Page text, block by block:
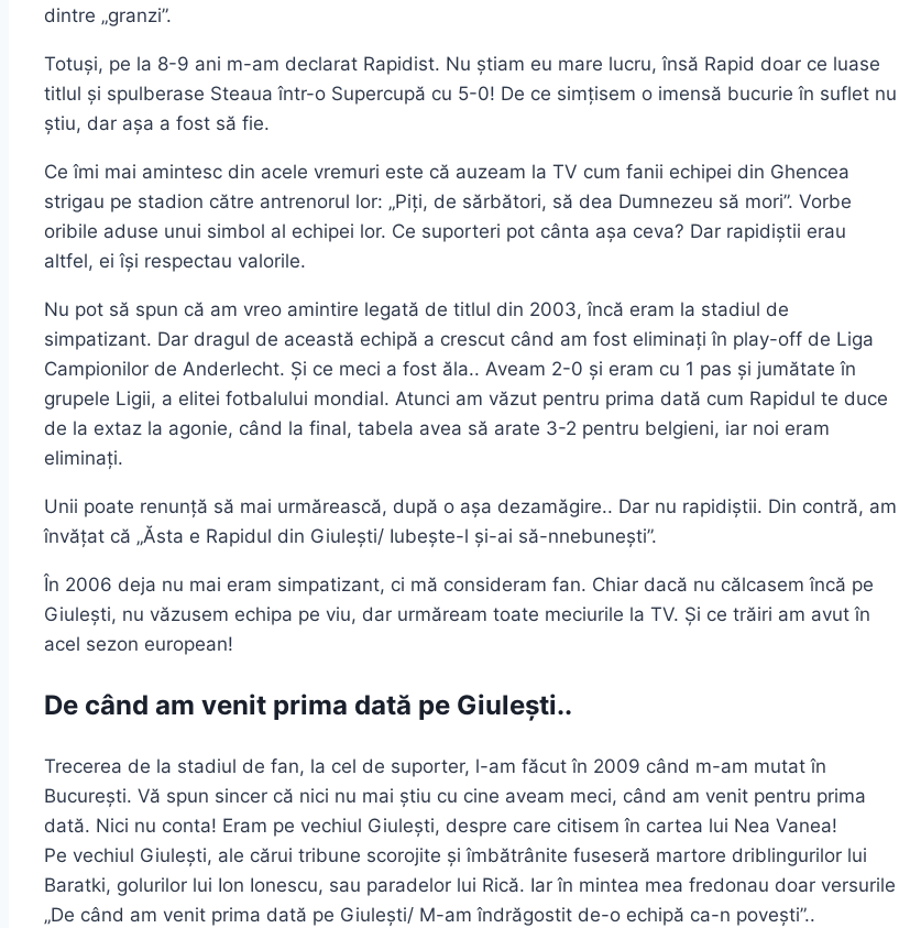
dintre „granzi”.
Totuși, pe la 8-9 ani m-am declarat Rapidist. Nu știam eu mare lucru, însă Rapid doar ce luase
titlul și spulberase Steaua într-o Supercupă cu 5-0! De ce simțisem o imensă bucurie în suflet nu
știu, dar așa a fost să fie.
Ce îmi mai amintesc din acele vremuri este că auzeam la TV cum fanii echipei din Ghencea
strigau pe stadion către antrenorul lor: „Piți, de sărbători, să dea Dumnezeu să mori”. Vorbe
oribile aduse unui simbol al echipei lor. Ce suporteri pot cânta așa ceva? Dar rapidiștii erau
altfel, ei își respectau valorile.
Nu pot să spun că am vreo amintire legată de titlul din 2003, încă eram la stadiul de
simpatizant. Dar dragul de această echipă a crescut când am fost eliminați în play-off de Liga
Campionilor de Anderlecht. Și ce meci a fost ăla.. Aveam 2-0 și eram cu 1 pas și jumătate în
grupele Ligii, a elitei fotbalului mondial. Atunci am văzut pentru prima dată cum Rapidul te duce
de la extaz la agonie, când la final, tabela avea să arate 3-2 pentru belgieni, iar noi eram
eliminați.
Unii poate renunță să mai urmărească, după o așa dezamăgire.. Dar nu rapidiștii. Din contră, am
învățat că „Ăsta e Rapidul din Giulești/ Iubește-l și-ai să-nnebunești”.
În 2006 deja nu mai eram simpatizant, ci mă consideram fan. Chiar dacă nu călcasem încă pe
Giulești, nu văzusem echipa pe viu, dar urmăream toate meciurile la TV. Și ce trăiri am avut în
acel sezon european!
De când am venit prima dată pe Giulești..
Trecerea de la stadiul de fan, la cel de suporter, l-am făcut în 2009 când m-am mutat în
București. Vă spun sincer că nici nu mai știu cu cine aveam meci, când am venit pentru prima
dată. Nici nu conta! Eram pe vechiul Giulești, despre care citisem în cartea lui Nea Vanea!
Pe vechiul Giulești, ale cărui tribune scorojite și îmbătrânite fuseseră martore driblingurilor lui
Baratki, golurilor lui Ion Ionescu, sau paradelor lui Rică. Iar în mintea mea fredonau doar versurile
„De când am venit prima dată pe Giulești/ M-am îndrăgostit de-o echipă ca-n povești”..